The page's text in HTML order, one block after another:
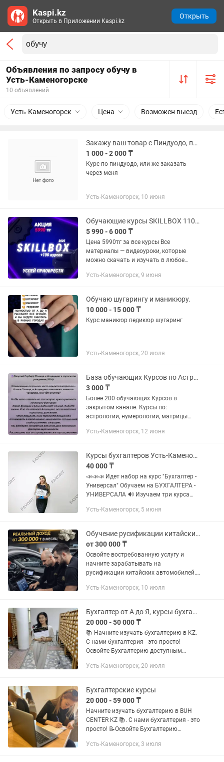
Объявления по запросу обучу в
Усть-Каменогорске
10 объявлений
Усть-Каменогорск Цена Возможен выезд
Закажу ваш товар с Пиндуодо, помогу с заказем, Провожу индивидуальное обуче
1 000 - 2 000 ₸
Курс по пиндуодо, или же заказать
через меня
Усть-Каменогорск, 10 июня
Обучающие курсы SKILLBOX 110 курсов в комплекте
5 990 - 6 000 ₸
Цена 5990тг за все курсы Все
материалы — видеоуроки, которые
можно скачать и изучать в любое
ограничений! Подробные видеоуроки с
Усть-Каменогорск, 9 июня
Обучаю шугарингу и маникюру.
10 000 - 15 000 ₸
Курс маникюр педикюр шугаринг
Усть-Каменогорск, 20 июля
База обучающих Курсов по Астрологии, Нумерология, Таро, Матрице Судьбы.
3 000 ₸
Более 200 обучающих Курсов в
закрытом канале. Курсы по:
астрологии, нумерологии, матрицы
мандалы, чакры. Вечный доступ и
новые...
Усть-Каменогорск, 12 июня
Курсы бухгалтеров Усть-Каменогорск.Бух-учет,Налоговый учет,1С:8.3
40 000 ₸
📣📣📣 Идет набор на курс "Бухгалтер -
Универсал" Обучаем на БУХГАЛТЕРА -
УНИВЕРСАЛА 🔊 Изучаем три курса
Бухгалтерский учет ✅ Налоговый учет
Усть-Каменогорск, 5 июня
Обучение русификации китайских авто
от 300 000 ₸
Освойте востребованную услугу и
начните зарабатывать на
русификации китайских автомобилей.
дополнительный доход или
автобизнесе. ⸻ Почему это...
Усть-Каменогорск, 10 июля
Бухгалтер от А до Я, курсы бухгалтерии в BUH CENTER KZ, 1С, складской учет
20 000 - 50 000 ₸
📚 Начните изучать бухгалтерию в KZ.
С нами бухгалтерия - это просто!
Освойте Бухгалтерию доступным
План курса - на фото Во время
Усть-Каменогорск, 20 июля
Бухгалтерские курсы
20 000 - 59 000 ₸
Начните изучать бухгалтерию в BUH
CENTER KZ 📚. С нами бухгалтерия - это
просто! 📝Освойте Бухгалтерию
от А до Я 📋План курса - на фото Во
Усть-Каменогорск, 3 июля
Kaspi.kz
Открыть в Приложении Kaspi.kz
Открыть